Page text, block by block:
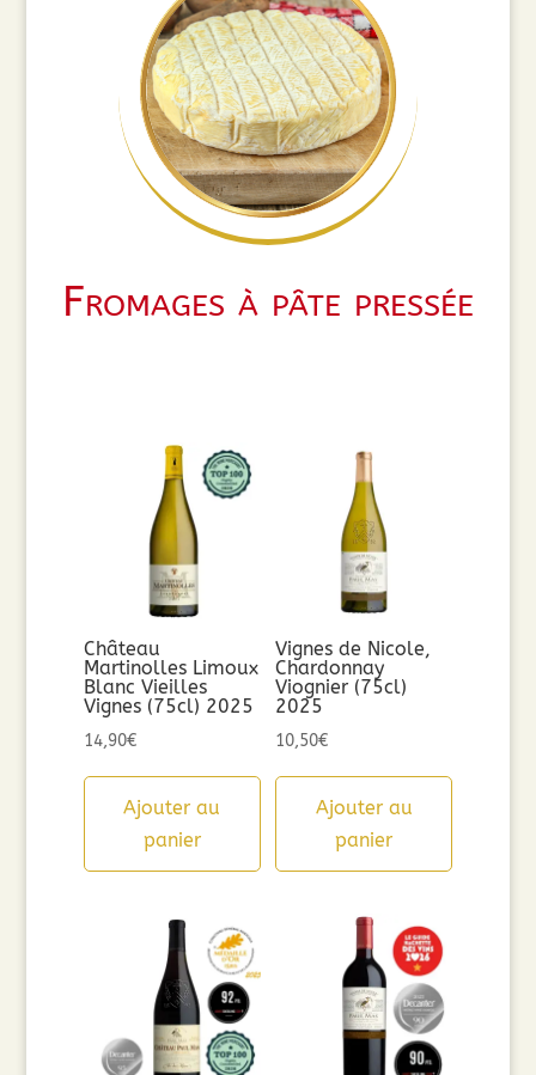
Fromages à pâte pressée
Château
Martinolles Limoux
Blanc Vieilles
Vignes (75cl) 2025
14,90€
Ajouter au
panier
Vignes de Nicole,
Chardonnay
Viognier (75cl)
2025
10,50€
Ajouter au
panier